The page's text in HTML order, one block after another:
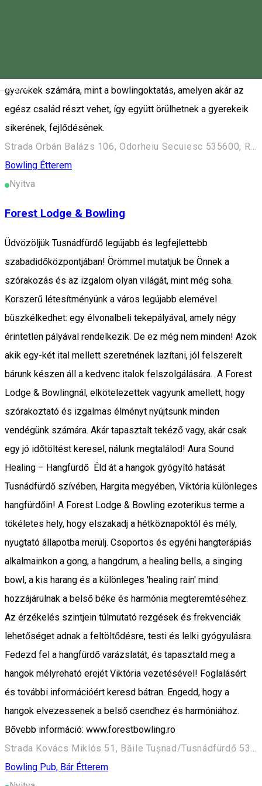
Magyar
gyerekek számára, mint a bowlingoktatás, amelyen akár az
egész család részt vehet, így együtt örülhetnek a gyerekeik
sikerének, fejlődésének.
Bowling Étterem
Nyitva
Forest Lodge & Bowling
Üdvözöljük Tusnádfürdő legújabb és legfejlettebb
szabadidőközpontjában! Örömmel mutatjuk be Önnek a
szórakozás és az izgalom olyan világát, mint még soha.
Korszerű létesítményünk a város legújabb elemével
büszkélkedhet: egy élvonalbeli tekepályával, amely négy
érintetlen pályával rendelkezik. De ez még nem minden! Azok
akik egy-két ital mellett szeretnének lazítani, jól felszerelt
bárunk készen áll a kedvenc italok felszolgálására. A Forest
Lodge & Bowlingnál, elkötelezettek vagyunk amellett, hogy
szórakoztató és izgalmas élményt nyújtsunk minden
vendégünk számára. Akár tapasztalt tekéző vagy, akár csak
egy jó időtöltést keresel, nálunk megtalálod! Aura Sound
Healing – Hangfürdő Éld át a hangok gyógyító hatását
Tusnádfürdő szívében, Hargita megyében, Viktória különleges
hangfürdőin! A Forest Lodge & Bowling ezoterikus terme a
tökéletes hely, hogy elszakadj a hétköznapoktól és mély,
nyugtató állapotba merülj. Csoportos és egyéni hangterápiás
alkalmainkon a gong, a hangdrum, a healing bells, a singing
bowl, a kis harang és a különleges 'healing rain' mind
hozzájárulnak a belső béke és harmónia megteremtéséhez.
Az érzékelés szintjein túlmutató rezgések és frekvenciák
lehetőséget adnak a feltöltődésre, testi és lelki gyógyulásra.
Fedezd fel a hangfürdő varázslatát, és tapasztald meg a
hangok mélyreható erejét Viktória vezetésével! Foglalásért
és további információért keresd bátran. Engedd, hogy a
hangok elvezessenek a belső csendhez és harmóniához.
Bővebb információ: www.forestbowling.ro
Strada Kovács Miklós 51, Băile Tușnad/Tusnádfürdő 535100, Romania
Bowling Pub, Bár Étterem